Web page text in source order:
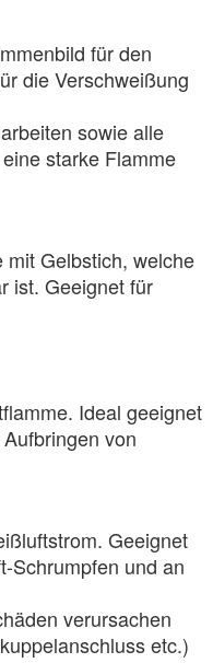
für den
die Verschweißung
sowie alle
starke Flamme
Gelbstich, welche
ist. Geeignet für
Ideal geeignet
von
Geeignet
Schrumpfen und an
verursachen
etc.)